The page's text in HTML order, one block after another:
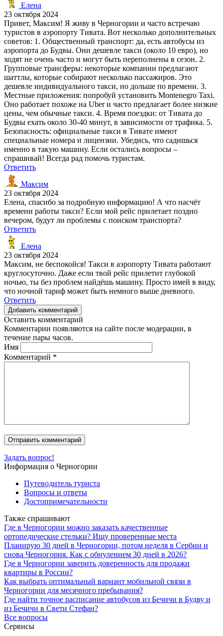
Елена
23 октября 2024
Привет, Максим! Я живу в Черногории и часто встречаю
туристов в аэропорту Тивата. Вот несколько дополнительных
советов: 1. Общественный транспорт: да, есть автобусы из
аэропорта до Будвы. Они дешевле такси (около 10 евро), но
ходят не очень часто и могут быть переполнены в сезон. 2.
Групповые трансферы: некоторые компании предлагают
шаттлы, которые собирают несколько пассажиров. Это
дешевле индивидуального такси, но дольше по времени. 3.
Местные приложения: попробуй установить Montenegro Taxi.
Оно работает похоже на Uber и часто предлагает более низкие
цены, чем обычные такси. 4. Время поездки: от Тивата до
Будвы ехать около 30-40 минут, в зависимости от трафика. 5.
Безопасность: официальные такси в Тивате имеют
специальные номера и лицензии. Убедись, что садишься
именно в такую машину. Если остались вопросы –
спрашивай! Всегда рад помочь туристам.
Ответить
Максим
23 октября 2024
Елена, спасибо за подробную информацию! А что насчёт
времени работы такси? Если мой рейс прилетает поздно
вечером, будут ли проблемы с поиском транспорта?
Ответить
Елена
23 октября 2024
Максим, не беспокойся! Такси в аэропорту Тивата работают
круглосуточно. Даже если твой рейс прилетит глубокой
ночью, ты без проблем найдёшь машину. Просто имей в виду,
что ночной тариф может быть немного выше дневного.
Ответить
Добавить комментарий
Оставить комментарий
Комментарии появляются на сайте после модерации, в
течение пары часов.
Имя
Комментарий *
Задать вопрос!
Информация о Черногории
Путеводитель туриста
Вопросы и ответы
Достопримечательности
Также спрашивают
Где в Черногории можно заказать качественные
ортопедические стельки? Ищу проверенные места
Планирую 30 дней в Черногории, потом неделя в Сербии и
снова Черногория. Как с обнулением 30 дней в 2026?
Где в Черногории заверить доверенность для продажи
квартиры в России?
Как выбрать оптимальный вариант мобильной связи в
Черногории для месячного пребывания?
Где найти точное расписание автобусов из Бечичи в Будву и
из Бечичи в Свети Стефан?
Все вопросы
Сервисы